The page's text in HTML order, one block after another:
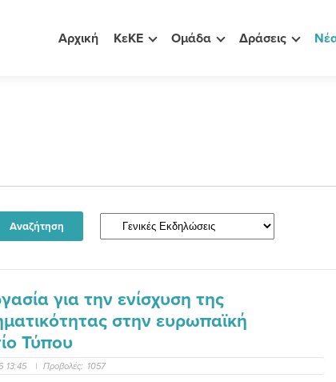
Αρχική ΚεΚΕ Ομάδα Δράσεις
για την ενίσχυση της
στην ευρωπαϊκή
Τύπου
13:45 | Προβολές: 1057